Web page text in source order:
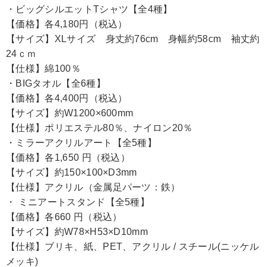
・ビッグシルエットTシャツ【全4種】
【価格】各4,180円（税込）
【サイズ】XLサイズ 身丈約76cm 身幅約58cm 袖丈約
24ｃｍ
【仕様】綿100％
・BIGタオル【全6種】
【価格】各4,400円（税込）
【サイズ】約W1200×600mm
【仕様】ポリエステル80％、ナイロン20％
・ミラーアクリルアート【全5種】
【価格】各1,650 円（税込）
【サイズ】約150×100×D3mm
【仕様】アクリル（金属足パーツ：鉄）
・ ミニアートスタンド【全5種】
【価格】各660 円（税込）
【サイズ】約W78×H53×D10mm
【仕様】ブリキ、紙、PET、アクリル / スチール(ニッケル
メッキ)